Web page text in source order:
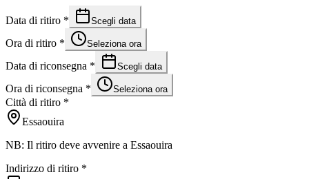
Data di ritiro * Scegli data
Ora di ritiro * Seleziona ora
Data di riconsegna * Scegli data
Ora di riconsegna * Seleziona ora
Città di ritiro *
Essaouira
NB: Il ritiro deve avvenire a Essaouira
Indirizzo di ritiro *